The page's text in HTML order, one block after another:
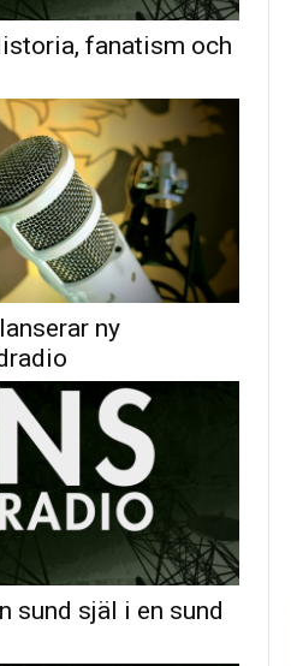
fanatism och
ny
sund själ i en sund